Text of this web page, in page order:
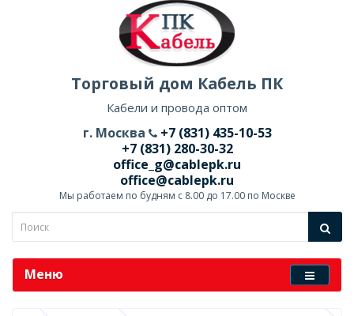
Торговый дом Кабель ПК
Кабели и провода оптом
г. Москва
+7 (831) 435-10-53
+7 (831) 280-30-32
office_g@cablepk.ru
office@cablepk.ru
Мы работаем по будням с 8.00 до 17.00 по Москве
Меню